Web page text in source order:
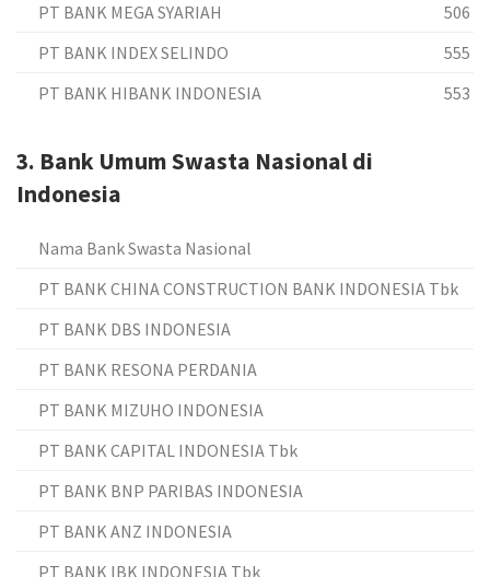
PT BANK MEGA SYARIAH
506
PT BANK INDEX SELINDO
555
PT BANK HIBANK INDONESIA
553
3. Bank Umum Swasta Nasional di
Indonesia
Nama Bank Swasta Nasional
PT BANK CHINA CONSTRUCTION BANK INDONESIA Tbk
PT BANK DBS INDONESIA
PT BANK RESONA PERDANIA
PT BANK MIZUHO INDONESIA
PT BANK CAPITAL INDONESIA Tbk
PT BANK BNP PARIBAS INDONESIA
PT BANK ANZ INDONESIA
PT BANK IBK INDONESIA Tbk